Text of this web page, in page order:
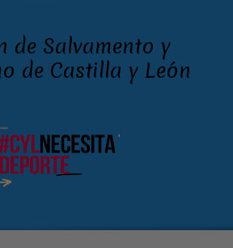
de Salvamento y
de Castilla y León